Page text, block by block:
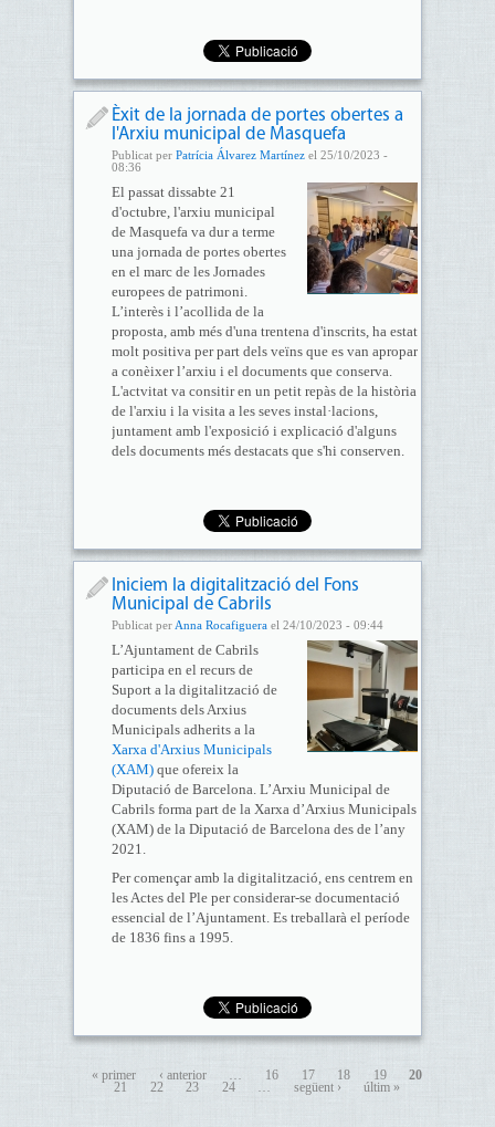
Èxit de la jornada de portes obertes a
l'Arxiu municipal de Masquefa
Publicat per Patrícia Álvarez Martínezel 25/10/2023 -
08:36
El passat dissabte 21
d'octubre, l'arxiu municipal
de Masquefa va dur a terme
una jornada de portes obertes
en el marc de les Jornades
europees de patrimoni.
L’interès i l’acollida de la
proposta, amb més d'una trentena d'inscrits, ha estat
molt positiva per part dels veïns que es van apropar
a conèixer l’arxiu i el documents que conserva.
L'actvitat va consitir en un petit repàs de la història
de l'arxiu i la visita a les seves instal·lacions,
juntament amb l'exposició i explicació d'alguns
dels documents més destacats que s'hi conserven.
Iniciem la digitalització del Fons
Municipal de Cabrils
Publicat per Anna Rocafiguerael 24/10/2023 - 09:44
L’Ajuntament de Cabrils
participa en el recurs de
Suport a la digitalització de
documents dels Arxius
Municipals adherits a la
Xarxa d'Arxius Municipals
(XAM)que ofereix la
Diputació de Barcelona. L’Arxiu Municipal de
Cabrils forma part de la Xarxa d’Arxius Municipals
(XAM) de la Diputació de Barcelona des de l’any
2021.
Per començar amb la digitalització, ens centrem en
les Actes del Ple per considerar-se documentació
essencial de l’Ajuntament. Es treballarà el període
de 1836 fins a 1995.
« primer ‹ anterior … 16 17 18 19
20
21
22 23 24 … següent › últim »